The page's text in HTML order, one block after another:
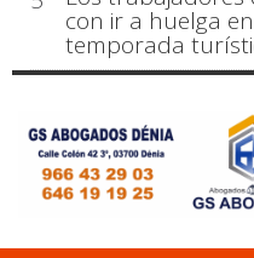
con ir a huelga
temporada